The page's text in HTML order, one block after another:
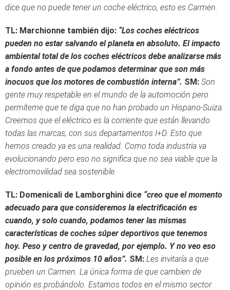
dice que no puede tener un coche eléctrico, esto es Carmen.
TL: Marchionne también dijo: “Los coches eléctricos
pueden no estar salvando el planeta en absoluto. El impacto
ambiental total de los coches eléctricos debe analizarse más
a fondo antes de que podamos determinar que son más
inocuos que los motores de combustión interna”. SM: Son
gente muy respetable en el mundo de la automoción pero
permíteme que te diga que no han probado un Hispano-Suiza.
Creemos que el eléctrico es la corriente que están llevando
todas las marcas, con sus departamentos I+D. Esto que
hemos creado ya es una realidad. Como toda industria va
evolucionando pero eso no significa que no sea viable que la
electromovilidad sea sostenible.
TL: Domenicali de Lamborghini dice “creo que el momento
adecuado para que consideremos la electrificación es
cuando, y solo cuando, podamos tener las mismas
características de coches súper deportivos que tenemos
hoy. Peso y centro de gravedad, por ejemplo. Y no veo eso
posible en los próximos 10 años”. SM: Les invitaría a que
prueben un Carmen. La única forma de que cambien de
opinión es probándolo. Estamos todos en el mismo sector